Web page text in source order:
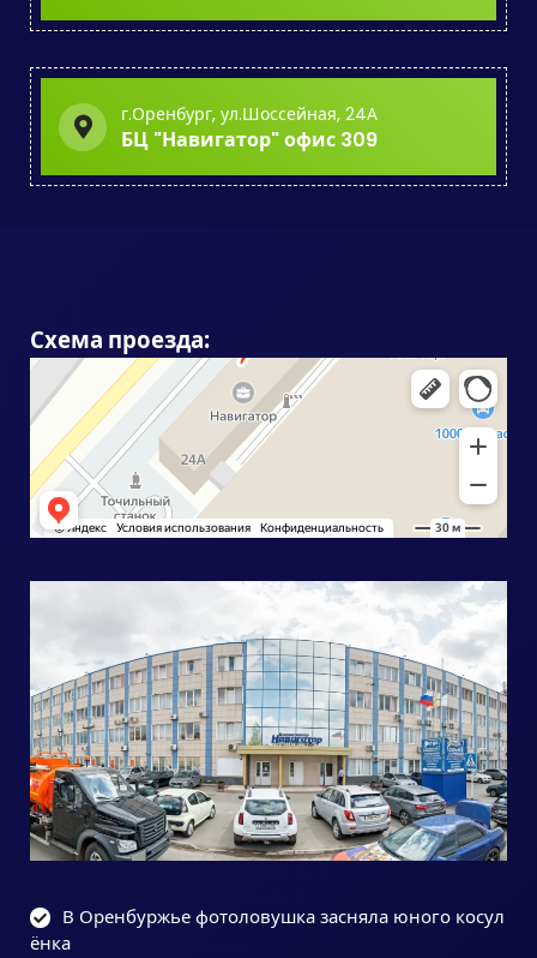
г.Оренбург, ул.Шоссейная, 24А
БЦ "Навигатор" офис 309
Схема проезда:
В Оренбуржье фотоловушка засняла юного косул
ёнка